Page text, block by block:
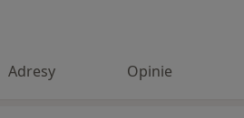
Adresy Opinie